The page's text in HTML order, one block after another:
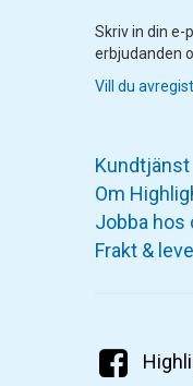
Skriv in din
erbjudanden
Vill du
Kundtjänst
Om
Jobba hos
Frakt &